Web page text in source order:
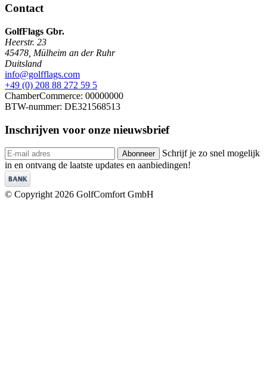
Contact
GolfFlags Gbr.
Heerstr. 23
45478 Mülheim an der Ruhr
Duitsland
info@golfflags.com
+49 (0) 208 88 272 59 5
ChamberCommerce: 00000000
BTW-nummer: DE321568513
Inschrijven voor onze nieuwsbrief
Abonneer
Schrijf je zo snel mogelijk
in en ontvang de laatste updates en aanbiedingen!
© Copyright 2026 GolfComfort GmbH